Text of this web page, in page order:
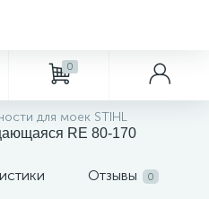
0
для моек STIHL
RE 80-170
Отзывы 0